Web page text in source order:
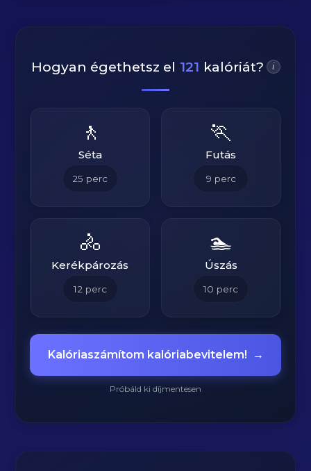
Hogyan égethetsz el 121 kalóriát? i
🚶
Séta
25 perc
🏃
Futás
9 perc
🚴
Kerékpározás
12 perc
🏊
Úszás
10 perc
Kalóriaszámítom kalóriabevitelem! →
Próbáld ki díjmentesen